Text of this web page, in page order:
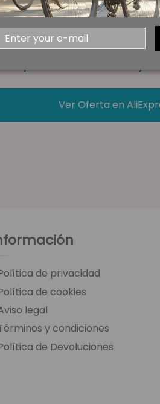
que su diseño italiano
como una posición de
estándar de carreras de
de carretera, ¡no
experiencia de ciclismo hoy
Ver Oferta en
de privacidad
de cookies
legal
y condiciones
de Devoluciones